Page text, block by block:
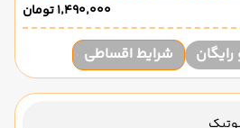
۱٬۴۹۰٬۰۰۰ تومان
شرایط اقساطی